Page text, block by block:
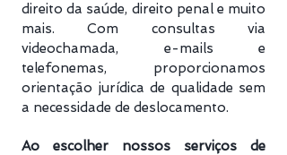
direito da saúde, direito penal e muito
mais. Com consultas via
videochamada, e-mails e
telefonemas, proporcionamos
orientação jurídica de qualidade sem
a necessidade de deslocamento.
Ao escolher nossos serviços de